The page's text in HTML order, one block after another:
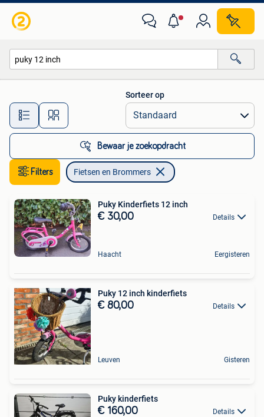
Alle afstanden…
Sorteer op
Bewaar je zoekopdracht
Filters Fietsen en Brommers
Puky Kinderfiets 12 inch
€ 30,00 Details
Haacht Eergisteren
Puky 12 inch kinderfiets
€ 80,00 Details
Leuven Gisteren
Puky kinderfiets
€ 160,00 Details